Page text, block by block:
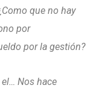
que no hay
por
por la gestión?
Nos hace